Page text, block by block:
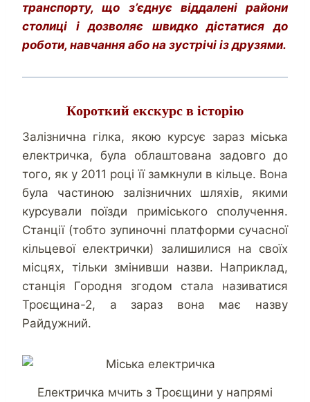
транспорту, що з’єднує віддалені райони
столиці і дозволяє швидко дістатися до
роботи, навчання або на зустрічі із друзями.
Короткий екскурс в історію
Залізнична гілка, якою курсує зараз міська
електричка, була облаштована задовго до
того, як у 2011 році її замкнули в кільце. Вона
була частиною залізничних шляхів, якими
курсували поїзди приміського сполучення.
Станції (тобто зупиночні платформи сучасної
кільцевої електрички) залишилися на своїх
місцях, тільки змінивши назви. Наприклад,
станція Городня згодом стала називатися
Троєщина-2, а зараз вона має назву
Райдужний.
Електричка мчить з Троєщини у напрямі